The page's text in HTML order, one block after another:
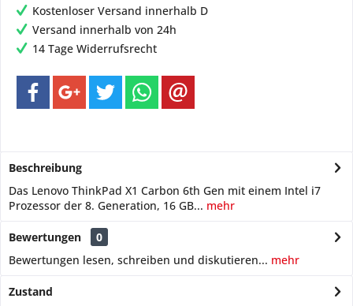
Kostenloser Versand innerhalb D
Versand innerhalb von 24h
14 Tage Widerrufsrecht
Beschreibung
Das Lenovo ThinkPad X1 Carbon 6th Gen mit einem Intel i7
Prozessor der 8. Generation, 16 GB... mehr
Bewertungen
0
Bewertungen lesen, schreiben und diskutieren... mehr
Zustand